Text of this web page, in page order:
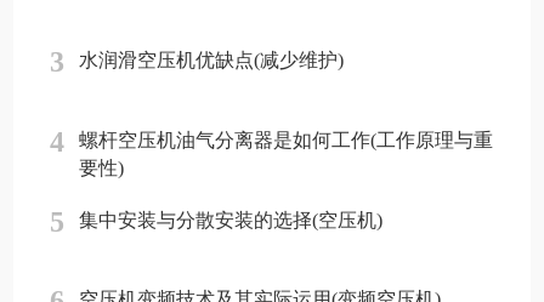
3 水润滑空压机优缺点(减少维护)
4
螺杆空压机油气分离器是如何工作(工作原理与重
要性)
5 集中安装与分散安装的选择(空压机)